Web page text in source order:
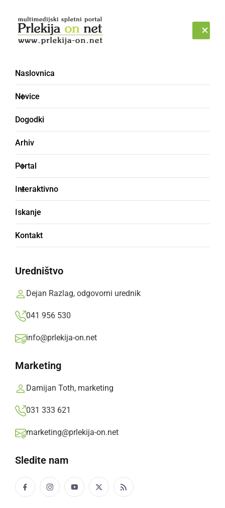
Naslovnica
Novice
Dogodki
Arhiv
Portal
Interaktivno
Iskanje
Kontakt
Uredništvo
Dejan Razlag, odgovorni urednik
041 956 530
info@prlekija-on.net
Marketing
Damijan Toth, marketing
031 333 621
marketing@prlekija-on.net
Sledite nam
Anton Šonaja
POLITIKA
Povsem korektno delo volilnih odborov
Družabno
Črna kronika
Šport
Politika
Gospodarstvo